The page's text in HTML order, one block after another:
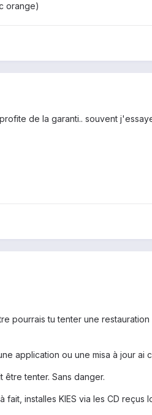
orange)
de la garanti.. souvent
pourrais tu tenter une
application ou une misa à jour ai
être tenter. Sans danger.
installes KIES via les CD